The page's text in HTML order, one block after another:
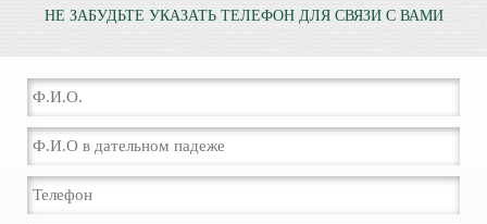
НЕ ЗАБУДЬТЕ УКАЗАТЬ ТЕЛЕФОН ДЛЯ СВЯЗИ С ВАМИ